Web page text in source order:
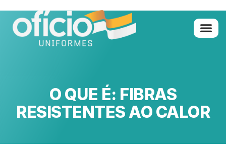
O QUE É: FIBRAS
RESISTENTES AO CALOR